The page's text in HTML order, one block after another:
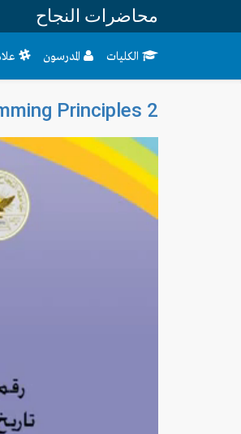
محاضرات النجاح
الكليات المدرسون
Principles 2